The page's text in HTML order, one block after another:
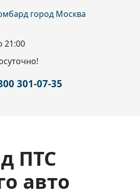
21:00
301-07-35
ПТС
авто